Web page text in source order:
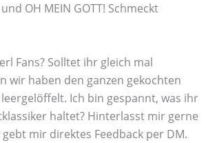
OH MEIN GOTT! Schmeckt
Fans? Solltet ihr gleich mal
wir haben den ganzen gekochten
Ich bin gespannt, was ihr
haltet? Hinterlasst mir gerne
mir direktes Feedback per DM.